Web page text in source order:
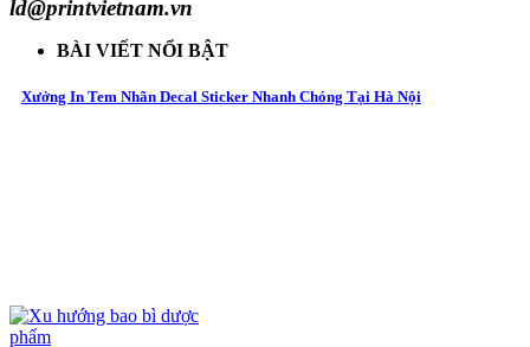
ld@printvietnam.vn
BÀI VIẾT NỔI BẬT
Xưởng In Tem Nhãn Decal Sticker Nhanh Chóng Tại Hà Nội